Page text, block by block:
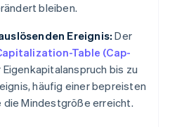
bleiben.
Ereignis:Der
Table (Cap-
bis zu
häufig einer bepreisten
die Mindestgröße erreicht.